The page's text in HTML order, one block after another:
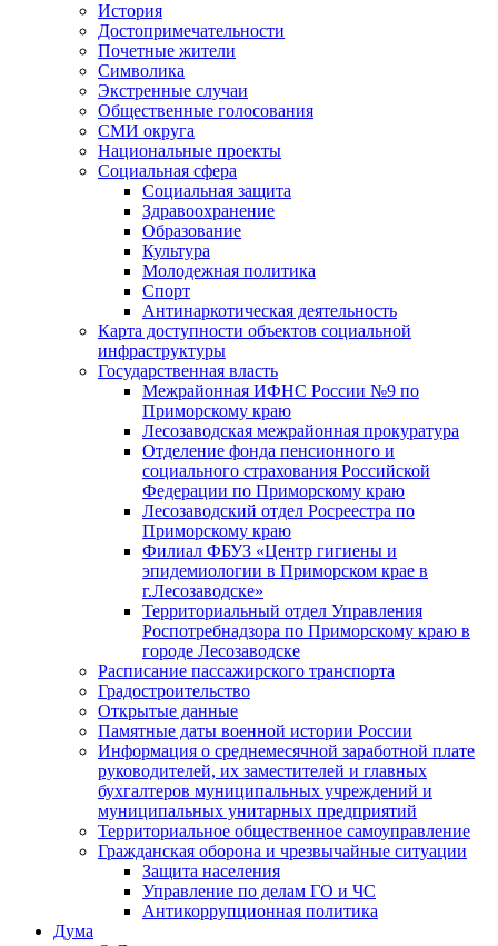
История
Достопримечательности
Почетные жители
Символика
Экстренные случаи
Общественные голосования
СМИ округа
Национальные проекты
Социальная сфера
Социальная защита
Здравоохранение
Образование
Культура
Молодежная политика
Спорт
Антинаркотическая деятельность
Карта доступности объектов социальной
инфраструктуры
Государственная власть
Межрайонная ИФНС России №9 по
Приморскому краю
Лесозаводская межрайонная прокуратура
Отделение фонда пенсионного и
социального страхования Российской
Федерации по Приморскому краю
Лесозаводский отдел Росреестра по
Приморскому краю
Филиал ФБУЗ «Центр гигиены и
эпидемиологии в Приморском крае в
г.Лесозаводске»
Территориальный отдел Управления
Роспотребнадзора по Приморскому краю в
городе Лесозаводске
Расписание пассажирского транспорта
Градостроительство
Открытые данные
Памятные даты военной истории России
Информация о среднемесячной заработной плате
руководителей, их заместителей и главных
бухгалтеров муниципальных учреждений и
муниципальных унитарных предприятий
Территориальное общественное самоуправление
Гражданская оборона и чрезвычайные ситуации
Защита населения
Управление по делам ГО и ЧС
Антикоррупционная политика
Дума